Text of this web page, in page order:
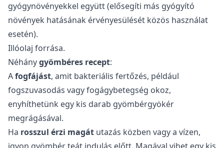
gyógynövényekkel együtt (elősegíti más gyógyító
növények hatásának érvényesülését közös használat
esetén).
Illóolaj forrása.
Néhánygyömbéres recept:
Afogfájást, amit bakteriális fertőzés, például
fogszuvasodás vagy fogágybetegség okoz,
enyhíthetünk egy kis darab gyömbérgyökér
megrágásával.
Ha rosszul érzi magát utazás közben vagy a vízen,